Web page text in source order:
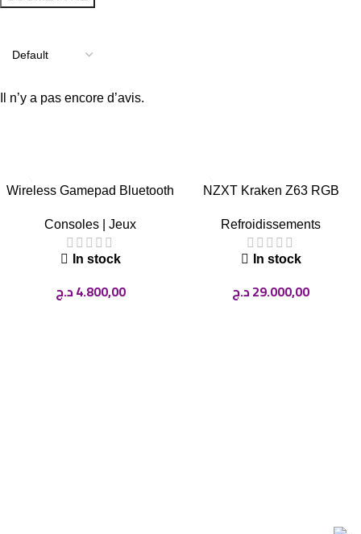
Il n’y a pas encore d’avis.
Wireless Gamepad Bluetooth
Vibration JoyPad for PS4/PS4
Pro/PS4 SlimController PS3
Consoles | Jeux
In stock
4.800,00د.ج
NZXT Kraken Z63 RGB
Refroidissements
In stock
29.000,00د.ج